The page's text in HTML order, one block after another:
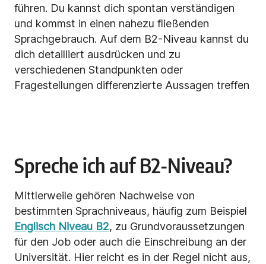
führen. Du kannst dich spontan verständigen
und kommst in einen nahezu fließenden
Sprachgebrauch. Auf dem B2-Niveau kannst du
dich detailliert ausdrücken und zu
verschiedenen Standpunkten oder
Fragestellungen differenzierte Aussagen treffen
Spreche ich auf B2-Niveau?
Mittlerweile gehören Nachweise von
bestimmten Sprachniveaus, häufig zum Beispiel
Englisch Niveau B2, zu Grundvoraussetzungen
für den Job oder auch die Einschreibung an der
Universität. Hier reicht es in der Regel nicht aus,